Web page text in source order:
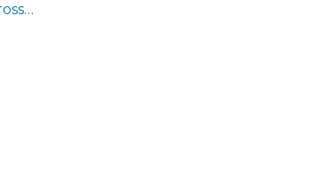
Diferentes vias de prossecução da justiça na aplicação do direito